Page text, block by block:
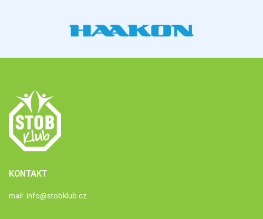
KONTAKT
mail: info@stobklub.cz